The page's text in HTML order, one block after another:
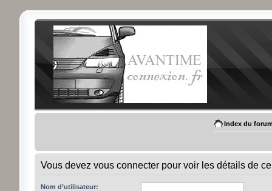
Index du
Vous devez vous connecter pour voir les détails de
Nom d’utilisateur: